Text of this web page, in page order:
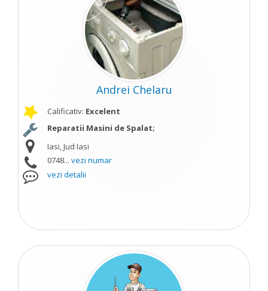
Andrei Chelaru
Calificativ: Excelent
Reparatii Masini de Spalat;
Iasi, Jud Iasi
0748... vezi numar
vezi detalii